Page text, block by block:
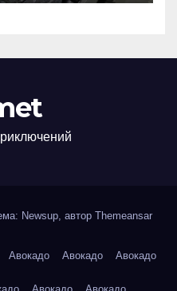
Newsup, автор Themeansar
Авокадо Авокадо Авокадо